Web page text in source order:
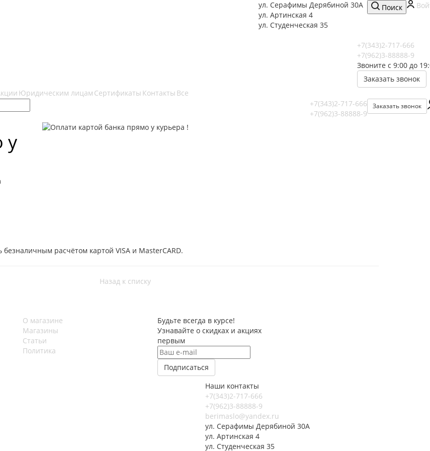
Поиск
ул. Серафимы Дерябиной 30А
ул. Артинская 4
ул. Студенческая 35
+7(343)2-717-666
+7(962)3-88888-9
Звоните с 9:00 до
Заказать звонок
Юридическим лицам Сертификаты Контакты Все
Заказать звонок
+7(343)2-717-666
+7(962)3-88888-9
у
расчётом картой VISA и MasterCARD.
Назад к списку
О магазине
Магазины
Статьи
Политика
Будьте всегда в курсе!
Узнавайте о скидках и акциях
первым
Наши контакты
+7(343)2-717-666
+7(962)3-88888-9
berimaslo@yandex.ru
ул. Серафимы Дерябиной 30А
ул. Артинская 4
ул. Студенческая 35